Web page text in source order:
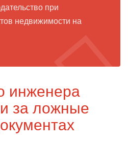
при
недвижимости на
инженера
за ложные